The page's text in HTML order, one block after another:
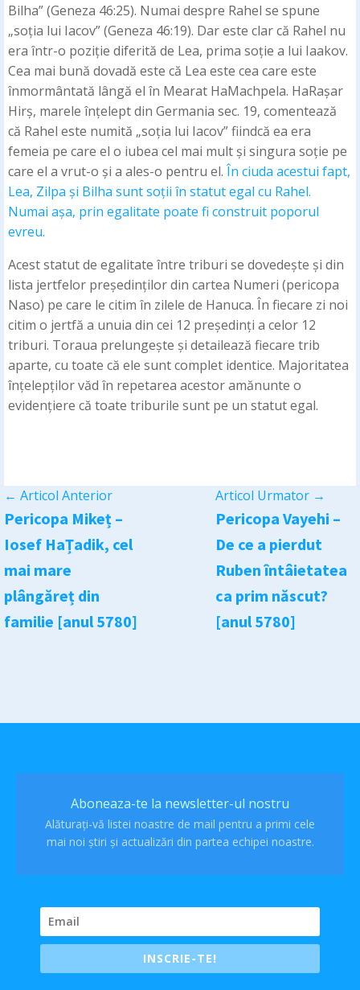
Bilha” (Geneza 46:25). Numai despre Rahel se spune
„soția lui Iacov” (Geneza 46:19). Dar este clar că Rahel nu
era într-o poziție diferită de Lea, prima soție a lui Iaakov.
Cea mai bună dovadă este că Lea este cea care este
înmormântată lângă el în Mearat HaMachpela. HaRașar
Hirș, marele înțelept din Germania sec. 19, comentează
că Rahel este numită „soția lui Iacov” fiindcă ea era
femeia pe care el o iubea cel mai mult și singura soție pe
care el a vrut-o și a ales-o pentru el. În ciuda acestui fapt,
Lea, Zilpa și Bilha sunt soții în statut egal cu Rahel.
Numai așa, prin egalitate poate fi construit poporul
evreu.
Acest statut de egalitate între triburi se dovedește și din
lista jertfelor președinților din cartea Numeri (pericopa
Naso) pe care le citim în zilele de Hanuca. În fiecare zi noi
citim o jertfă a unuia din cei 12 președinți a celor 12
triburi. Toraua prelungește și detailează fiecare trib
aparte, cu toate că ele sunt complet identice. Majoritatea
înțelepților văd în repetarea acestor amănunte o
evidențiere că toate triburile sunt pe un statut egal.
← Articol Anterior
Pericopa Mikeț –
Iosef HaȚadik, cel
mai mare
plângăreț din
familie [anul 5780]
Articol Urmator →
Pericopa Vayehi –
De ce a pierdut
Ruben întâietatea
ca prim născut?
[anul 5780]
Aboneaza-te la newsletter-ul nostru
Alăturați-vă listei noastre de mail pentru a primi cele
mai noi știri și actualizări din partea echipei noastre.
INSCRIE-TE!